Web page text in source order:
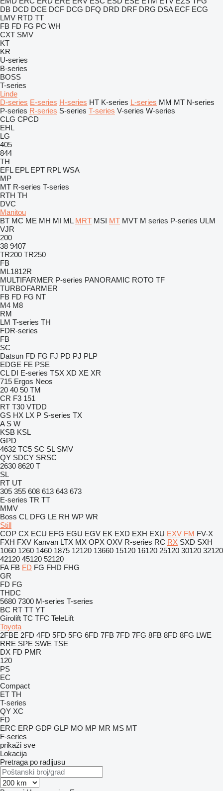
DB DCD DCE DCF DCG DFQ DRD DRF DRG DSA ECF ECG
LMV RTD TT
FB FD FG PC WH
CXT SMV
KT
KR
U-series
B-series
BOSS
T-series
Linde
D-series E-series H-series HT K-series L-series MM MT N-series
P-series R-series S-series T-series V-series W-series
CLG CPCD
EHL
LG
405
844
TH
EFL EPL EPT RPL WSA
MP
MT R-series T-series
RTH TH
DVC
Manitou
BT MC ME MH MI ML MRT MSI MT MVT M series P-series ULM
VJR
200
38 9407
TR200 TR250
FB
ML1812R
MULTIFARMER P-series PANORAMIC ROTO TF
TURBOFARMER
FB FD FG NT
M4 M8
RM
LM T-series TH
FDR-series
FB
SC
Datsun FD FG FJ PD PJ PLP
EDGE FE PSE
CL DI E-series TSX XD XE XR
715 Ergos Neos
20 40 50 TM
CR F3 151
RT T30 VTDD
GS HX LX P S-series TX
A S W
KSB KSL
GPD
4632 TC5 SC SL SMV
QY SDCY SRSC
2630 8620 T
SL
RT UT
305 355 608 613 643 673
E-series TR TT
MMV
Boss CL DFG LE RH WP WR
Still
COP CX ECU EFG EGU EGV EK EXD EXH EXU EXV FM FV-X
FXH FXV Kanvan LTX MX OPX OXV R-series RC RX SXD SXH
1060 1260 1460 1875 12120 13660 15120 16120 25120 30120 32120
42120 45120 52120
FA FB FD FG FHD FHG
GR
FD FG
THDC
5680 7300 M-series T-series
BC RT TT YT
Girolift TC TFC TeleLift
Toyota
2FBE 2FD 4FD 5FD 5FG 6FD 7FB 7FD 7FG 8FB 8FD 8FG LWE
RRE SPE SWE TSE
DX FD PMR
120
PS
EC
Compact
ET TH
T-series
QY XC
FD
ERC ERP GDP GLP MO MP MR MS MT
F-series
prikaži sve
Lokacija
Pretraga po radijusu